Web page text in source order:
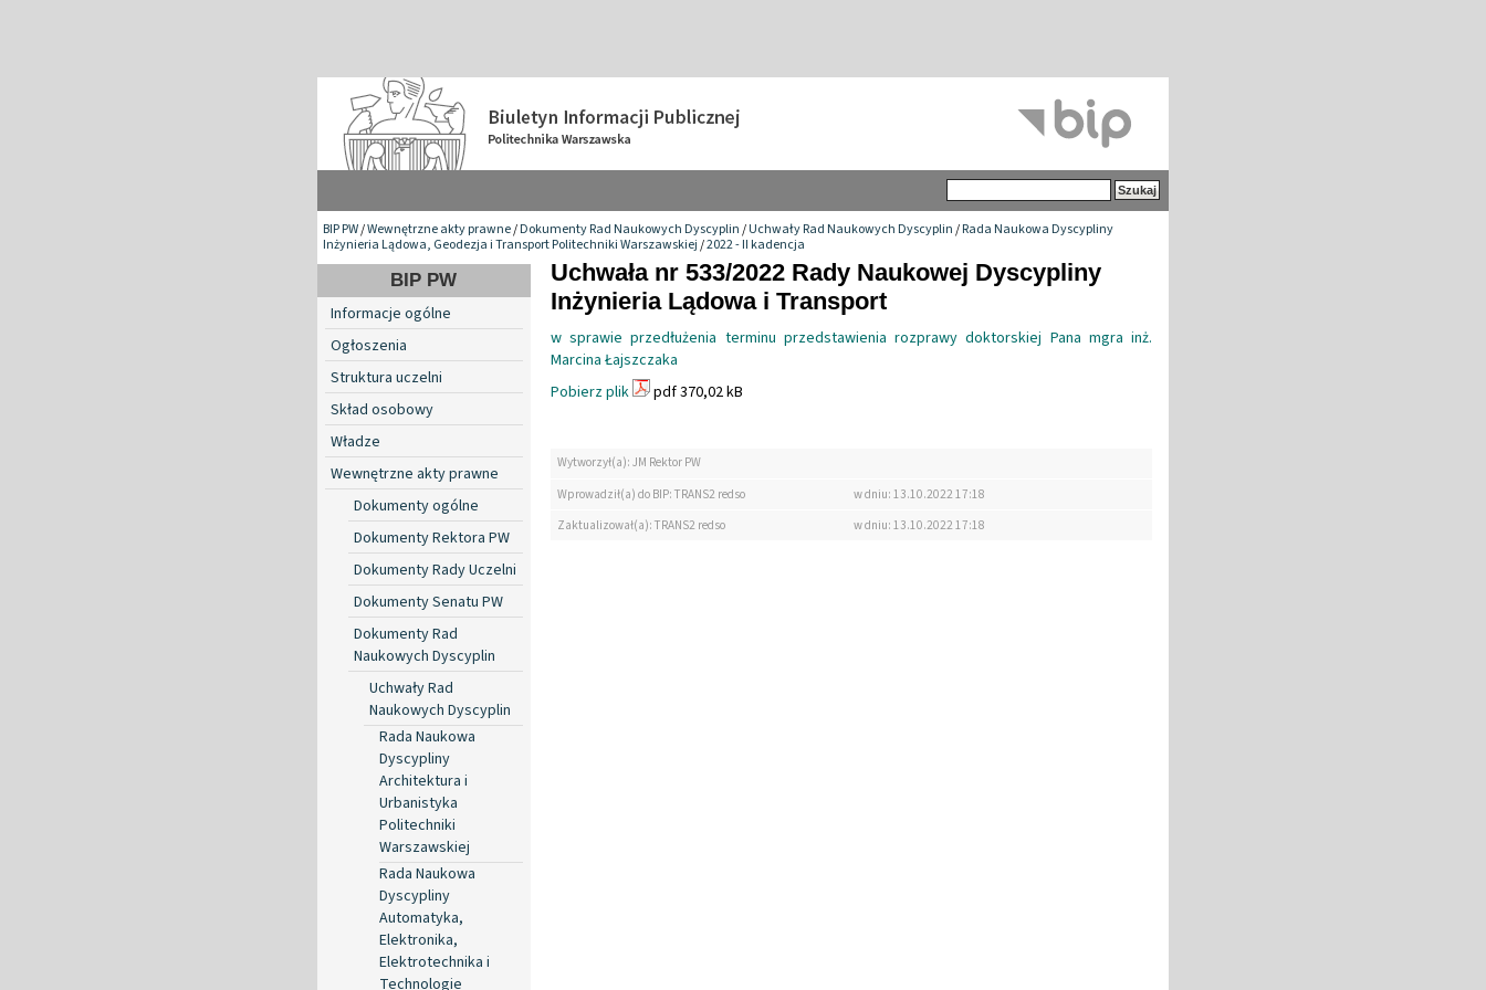
BIP PW/Wewnętrzne akty prawne/Dokumenty Rad Naukowych Dyscyplin/Uchwały Rad Naukowych Dyscyplin/Rada Naukowa Dyscypliny
Inżynieria Lądowa, Geodezja i Transport Politechniki Warszawskiej/2022 - II kadencja
BIP PW
Informacje ogólne
Ogłoszenia
Struktura uczelni
Skład osobowy
Władze
Wewnętrzne akty prawne
Dokumenty ogólne
Dokumenty Rektora PW
Dokumenty Rady Uczelni
Dokumenty Senatu PW
Dokumenty Rad
Naukowych Dyscyplin
Uchwały Rad
Naukowych Dyscyplin
Rada Naukowa
Dyscypliny
Architektura i
Urbanistyka
Politechniki
Warszawskiej
Rada Naukowa
Dyscypliny
Automatyka,
Elektronika,
Elektrotechnika i
Technologie
Uchwała nr 533/2022 Rady Naukowej Dyscypliny
Inżynieria Lądowa i Transport
w sprawie przedłużenia terminu przedstawienia rozprawy doktorskiej Pana mgra inż.
Marcina Łajszczaka
Pobierz plik
pdf 370,02 kB
Wytworzył(a): JM Rektor PW
Wprowadził(a) do BIP: TRANS2 redso
w dniu: 13.10.2022 17:18
Zaktualizował(a): TRANS2 redso
w dniu: 13.10.2022 17:18